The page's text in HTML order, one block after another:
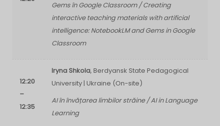
Gems în Google Classroom / Creating
interactive teaching materials with artificial
intelligence: NotebookLM and Gems in Google
Classroom
12:20
–
12:35
Iryna Shkola, Berdyansk State Pedagogical
University | Ukraine (On-site)
AI în învățarea limbilor străine / AI in Language
Learning